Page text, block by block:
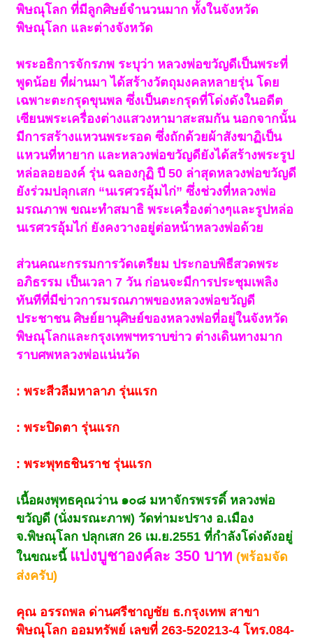
พิษณุโลก ที่มีลูกศิษย์จำนวนมาก ทั้งในจังหวัด
พิษณุโลก และต่างจังหวัด
พระอธิการจักรภพ ระบุว่า หลวงพ่อขวัญดีเป็นพระที่
พูดน้อย ที่ผ่านมา ได้สร้างวัตถุมงคลหลายรุ่น โดย
เฉพาะตะกรุดขุนพล ซึ่งเป็นตะกรุดที่โด่งดังในอดีต
เซียนพระเครื่องต่างแสวงหามาสะสมกัน นอกจากนั้น
มีการสร้างแหวนพระรอด ซึ่งถักด้วยผ้าสังฆาฏิเป็น
แหวนที่หายาก และหลวงพ่อขวัญดียังได้สร้างพระรูป
หล่อลอยองค์ รุ่น ฉลองกุฏิ ปี 50 ล่าสุดหลวงพ่อขวัญดี
ยังร่วมปลุกเสก “นเรศวรอุ้มไก่” ซึ่งช่วงที่หลวงพ่อ
มรณภาพ ขณะทำสมาธิ พระเครื่องต่างๆและรูปหล่อ
นเรศวรอุ้มไก่ ยังคงวางอยู่ต่อหน้าหลวงพ่อด้วย
ส่วนคณะกรรมการวัดเตรียม ประกอบพิธีสวดพระ
อภิธรรม เป็นเวลา 7 วัน ก่อนจะมีการประชุมเพลิง
ทันทีที่มีข่าวการมรณภาพของหลวงพ่อขวัญดี
ประชาชน ศิษย์ยานุศิษย์ของหลวงพ่อที่อยู่ในจังหวัด
พิษณุโลกและกรุงเทพฯทราบข่าว ต่างเดินทางมาก
ราบศพหลวงพ่อแน่นวัด
: พระสีวลีมหาลาภ รุ่นแรก
: พระปิดตา รุ่นแรก
: พระพุทธชินราช รุ่นแรก
เนื้อผงพุทธคุณว่าน ๑๐๘ มหาจักรพรรดิ์ หลวงพ่อ
ขวัญดี (นั่งมรณะภาพ)วัดท่ามะปราง อ.เมือง
จ.พิษณุโลก ปลุกเสก 26 เม.ย.2551 ที่กำลังโด่งดังอยู่
ในขณะนี้ แบ่งบูชาองค์ละ 350 บาท (พร้อมจัด
ส่งครับ)
คุณ อรรถพล ด่านศรีชาญชัย ธ.กรุงเทพ สาขา
พิษณุโลก ออมทรัพย์ เลขที่ 263-520213-4 โทร.084-